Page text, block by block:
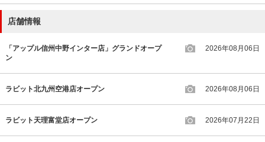
店舗情報
「アップル信州中野インター店」グランドオープ
ン
2026年08月06日
ラビット北九州空港店オープン 2026年08月06日
ラビット天理富堂店オープン 2026年07月22日